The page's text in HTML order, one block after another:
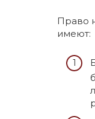
Право
имеют: